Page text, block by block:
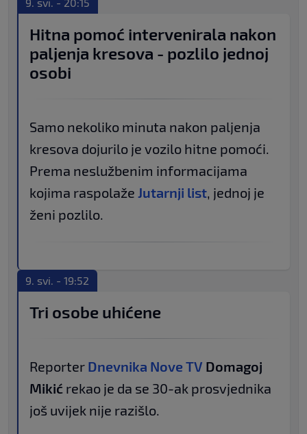
9. svi. - 20:15
Hitna pomoć intervenirala nakon
paljenja kresova - pozlilo jednoj
osobi
Samo nekoliko minuta nakon paljenja
kresova dojurilo je vozilo hitne pomoći.
Prema neslužbenim informacijama
kojima raspolaže Jutarnji list, jednoj je
ženi pozlilo.
9. svi. - 19:52
Tri osobe uhićene
Reporter Dnevnika Nove TV Domagoj
Mikić rekao je da se 30-ak prosvjednika
još uvijek nije razišlo.